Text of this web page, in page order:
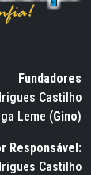
Fundadores
Castilho
Leme (Gino)
Responsável:
Castilho